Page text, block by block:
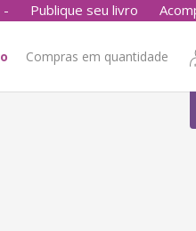
- Publique seu livro
Compras em quantidade